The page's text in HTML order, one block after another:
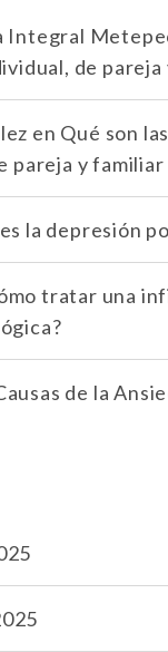
Integral
de pareja
en Qué son
pareja y familiar
la depresión
tratar una
de la